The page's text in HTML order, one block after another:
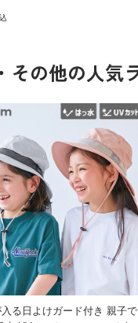
その他の人気
る日よけガード付き 親子で